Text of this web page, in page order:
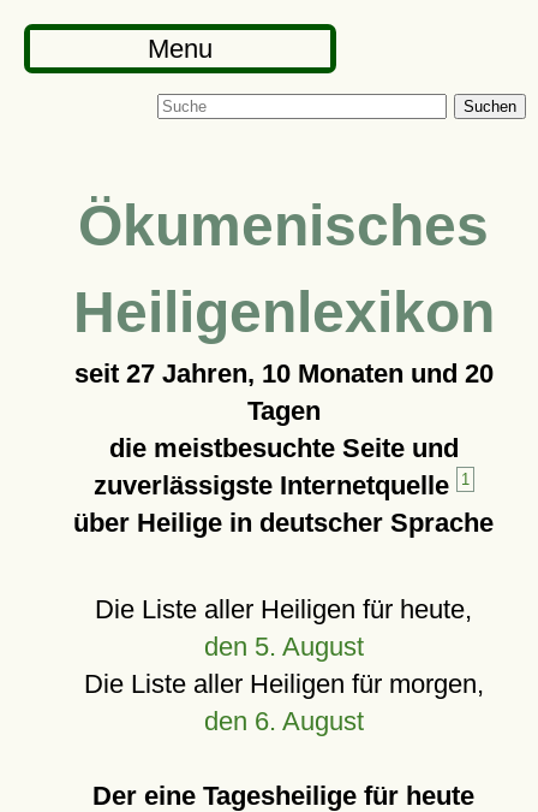
Menu
Suchen
Ökumenisches
Heiligenlexikon
seit 27 Jahren, 10 Monaten und 20
Tagen
die meistbesuchte Seite und
zuverlässigste Internetquelle
1
über Heilige in deutscher Sprache
Die Liste aller Heiligen für heute,
den 5. August
Die Liste aller Heiligen für morgen,
den 6. August
Der eine Tagesheilige für heute